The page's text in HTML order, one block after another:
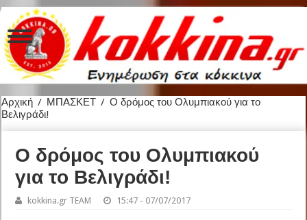
Αρχική / ΜΠΑΣΚΕΤ / Ο δρόμος του Ολυμπιακού για το
Βελιγράδι!
Ο δρόμος του Ολυμπιακού
για το Βελιγράδι!
kokkina.gr TEAM 15:47 - 07/07/2017